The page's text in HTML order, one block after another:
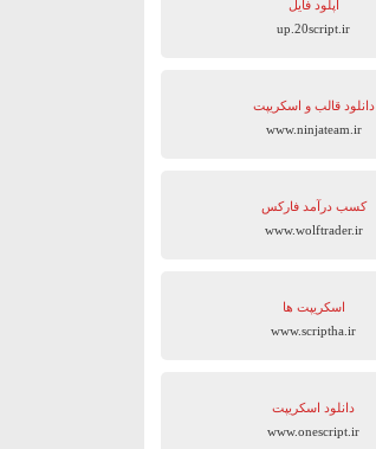
آپلود فایل
up.20script.ir
دانلود قالب و اسکریپت
www.ninjateam.ir
کسب درآمد فارکس
www.wolftrader.ir
اسکریپت ها
www.scriptha.ir
دانلود اسکریپت
www.onescript.ir